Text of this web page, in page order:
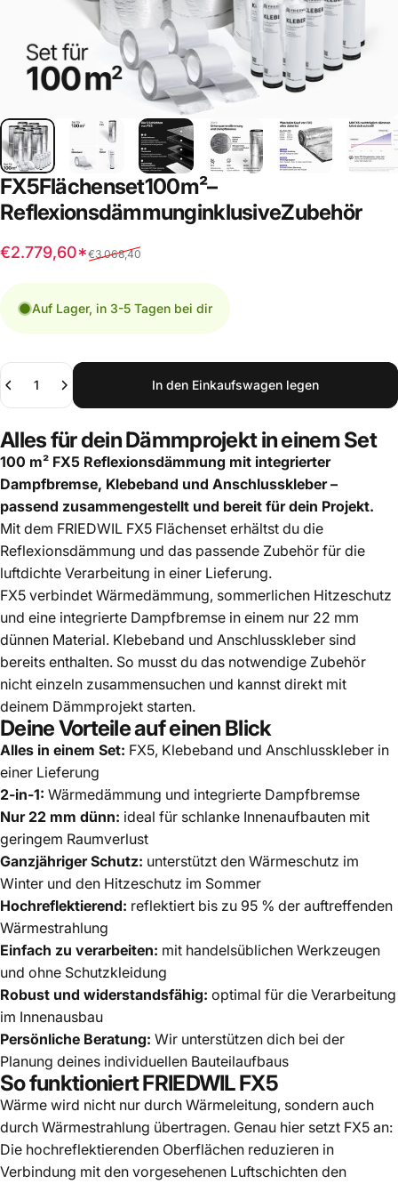
FX5Flächenset100m²–
ReflexionsdämmunginklusiveZubehör
Verkaufspreis
€2.779,60*
Normaler Preis€3.068,40
Auf Lager, in 3-5 Tagen bei dir
Anzahl
In den Einkaufswagen legen
Alles für dein Dämmprojekt in einem Set
100 m² FX5 Reflexionsdämmung mit integrierter
Dampfbremse, Klebeband und Anschlusskleber –
passend zusammengestellt und bereit für dein Projekt.
Mit dem FRIEDWIL FX5 Flächenset erhältst du die
Reflexionsdämmung und das passende Zubehör für die
luftdichte Verarbeitung in einer Lieferung.
FX5 verbindet Wärmedämmung, sommerlichen Hitzeschutz
und eine integrierte Dampfbremse in einem nur 22 mm
dünnen Material. Klebeband und Anschlusskleber sind
bereits enthalten. So musst du das notwendige Zubehör
nicht einzeln zusammensuchen und kannst direkt mit
deinem Dämmprojekt starten.
Deine Vorteile auf einen Blick
Alles in einem Set: FX5, Klebeband und Anschlusskleber in
einer Lieferung
2-in-1: Wärmedämmung und integrierte Dampfbremse
Nur 22 mm dünn: ideal für schlanke Innenaufbauten mit
geringem Raumverlust
Ganzjähriger Schutz: unterstützt den Wärmeschutz im
Winter und den Hitzeschutz im Sommer
Hochreflektierend: reflektiert bis zu 95 % der auftreffenden
Wärmestrahlung
Einfach zu verarbeiten: mit handelsüblichen Werkzeugen
und ohne Schutzkleidung
Robust und widerstandsfähig: optimal für die Verarbeitung
im Innenausbau
Persönliche Beratung: Wir unterstützen dich bei der
Planung deines individuellen Bauteilaufbaus
So funktioniert FRIEDWIL FX5
Wärme wird nicht nur durch Wärmeleitung, sondern auch
durch Wärmestrahlung übertragen. Genau hier setzt FX5 an:
Die hochreflektierenden Oberflächen reduzieren in
Verbindung mit den vorgesehenen Luftschichten den